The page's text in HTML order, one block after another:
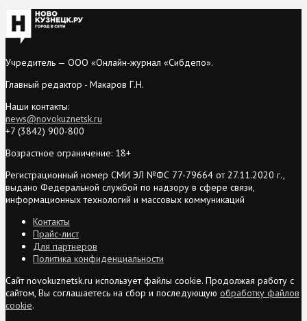
Учредитель — ООО «Онлайн-журнал «Сибдепо».
Главный редактор - Макаров Г.Н.
Наши контакты:
news@novokuznetsk.ru
+7 (3842) 900-800
Возрастное ограничение: 18+
Регистрационный номер СМИ ЭЛ №ФС 77-79664 от 27.11.2020 г.,
выдано Федеральной службой по надзору в сфере связи,
информационных технологий и массовых коммуникаций
Контакты
Прайс-лист
Для партнеров
Политика конфиденциальности
Сайт novokuznetsk.ru использует файлы cookie. Продолжая работу с
сайтом, Вы соглашаетесь на сбор и последующую обработку файлов
cookie.